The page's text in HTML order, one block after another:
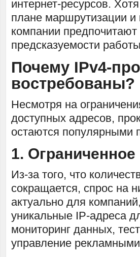
интернет-ресурсов.
плане маршрутизации
компании предпочитают
предсказуемости
Почему IPv4-
востребованы?
Несмотря на
доступных адресов,
остаются популярными
1.
Из-за того, что
сокращается, спрос на
актуально для
уникальные IP-адреса
мониторинг данных,
управление